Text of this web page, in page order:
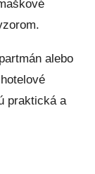
alebo
praktická a